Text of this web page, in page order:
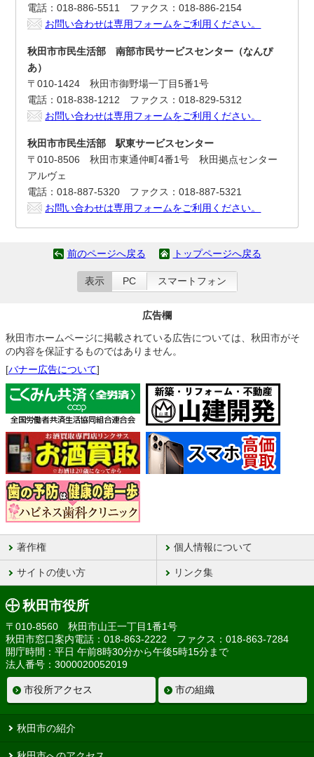
電話：018-886-5511 ファクス：018-886-2154
お問い合わせは専用フォームをご利用ください。
秋田市市民生活部 南部市民サービスセンター（なんぴ
あ）
〒010-1424 秋田市御野場一丁目5番1号
電話：018-838-1212 ファクス：018-829-5312
お問い合わせは専用フォームをご利用ください。
秋田市市民生活部 駅東サービスセンター
〒010-8506 秋田市東通仲町4番1号 秋田拠点センター
アルヴェ
電話：018-887-5320 ファクス：018-887-5321
お問い合わせは専用フォームをご利用ください。
前のページへ戻る トップページへ戻る
表示 PC スマートフォン
広告欄
秋田市ホームページに掲載されている広告については、秋田市がそ
の内容を保証するものではありません。
[バナー広告について]
著作権 個人情報について
サイトの使い方 リンク集
秋田市役所
〒010-8560 秋田市山王一丁目1番1号
秋田市窓口案内電話：018-863-2222 ファクス：018-863-7284
開庁時間：平日 午前8時30分から午後5時15分まで
法人番号：3000020052019
市役所アクセス 市の組織
秋田市の紹介